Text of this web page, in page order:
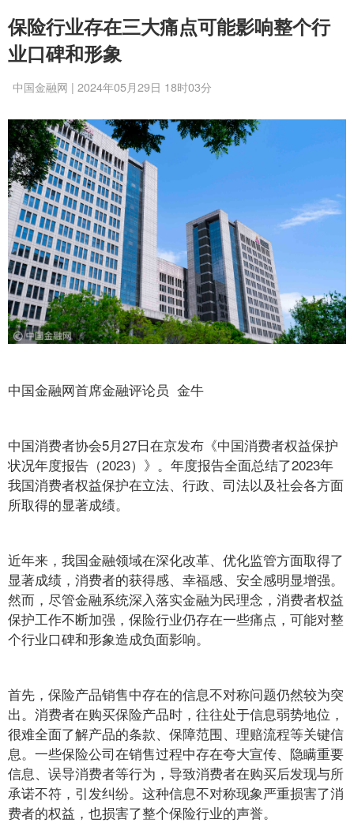
保险行业存在三大痛点可能影响整个行
业口碑和形象
中国金融网 | 2024年05月29日 18时03分
中国金融网首席金融评论员 金牛
中国消费者协会5月27日在京发布《中国消费者权益保护
状况年度报告（2023）》。年度报告全面总结了2023年
我国消费者权益保护在立法、行政、司法以及社会各方面
所取得的显著成绩。
近年来，我国金融领域在深化改革、优化监管方面取得了
显著成绩，消费者的获得感、幸福感、安全感明显增强。
然而，尽管金融系统深入落实金融为民理念，消费者权益
保护工作不断加强，保险行业仍存在一些痛点，可能对整
个行业口碑和形象造成负面影响。
首先，保险产品销售中存在的信息不对称问题仍然较为突
出。消费者在购买保险产品时，往往处于信息弱势地位，
很难全面了解产品的条款、保障范围、理赔流程等关键信
息。一些保险公司在销售过程中存在夸大宣传、隐瞒重要
信息、误导消费者等行为，导致消费者在购买后发现与所
承诺不符，引发纠纷。这种信息不对称现象严重损害了消
费者的权益，也损害了整个保险行业的声誉。